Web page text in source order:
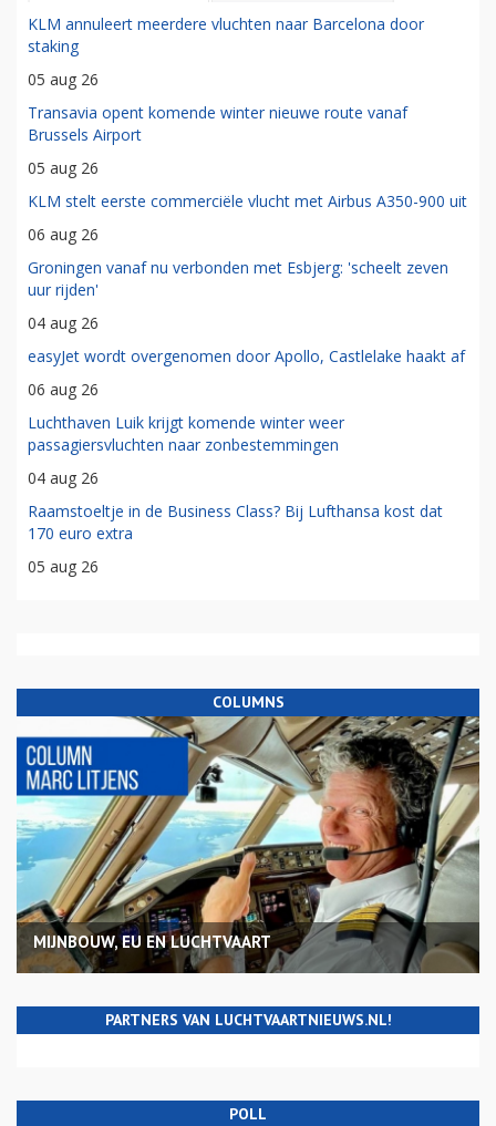
KLM annuleert meerdere vluchten naar Barcelona door
staking
05 aug 26
Transavia opent komende winter nieuwe route vanaf
Brussels Airport
05 aug 26
KLM stelt eerste commerciële vlucht met Airbus A350-900 uit
06 aug 26
Groningen vanaf nu verbonden met Esbjerg: 'scheelt zeven
uur rijden'
04 aug 26
easyJet wordt overgenomen door Apollo, Castlelake haakt af
06 aug 26
Luchthaven Luik krijgt komende winter weer
passagiersvluchten naar zonbestemmingen
04 aug 26
Raamstoeltje in de Business Class? Bij Lufthansa kost dat
170 euro extra
05 aug 26
COLUMNS
MIJNBOUW, EU EN LUCHTVAART
PARTNERS VAN LUCHTVAARTNIEUWS.NL!
POLL